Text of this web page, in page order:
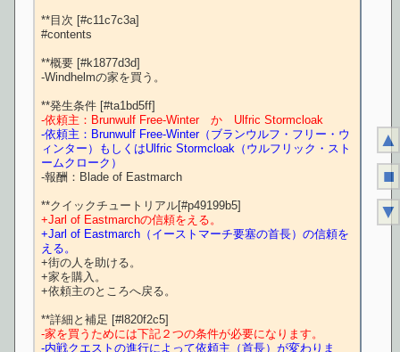
**目次 [#c11c7c3a]
#contents
**概要 [#k1877d3d]
-Windhelmの家を買う。
-依頼主：Brunwulf Free-Winter　か　Ulfric Stormcloak
-依頼主：Brunwulf Free-Winter（ブランウルフ・フリー・ウ
ィンター）もしくはUlfric Stormcloak（ウルフリック・スト
ームクローク）
-報酬：Blade of Eastmarch
+Jarl of Eastmarchの信頼をえる。
+Jarl of Eastmarch（イーストマーチ要塞の首長）の信頼を
える。
+街の人を助ける。
+家を購入。
+依頼主のところへ戻る。
-家を買うためには下記２つの条件が必要になります。
-内戦クエストの進行によって依頼主（首長）が変わりま
▲
■
▼